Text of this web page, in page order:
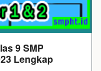
9 SMP
Lengkap